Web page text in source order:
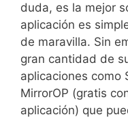
duda, es la mejor
aplicación es
de maravilla. Sin
gran cantidad de
aplicaciones como
MirrorOP (gratis
aplicación) que